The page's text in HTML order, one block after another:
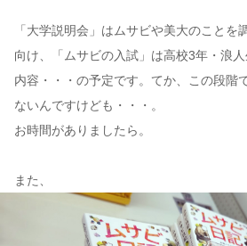
「大学説明会」はムサビや美大のことを
向け、「ムサビの入試」は高校3年・浪
内容・・・の予定です。てか、この段階
ないんですけども・・・。
お時間がありましたら。
また、